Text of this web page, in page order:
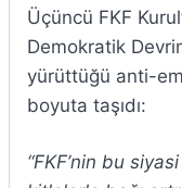
Üçüncü FKF
Demokratik
yürüttüğü anti-
boyuta taşıdı:
“FKF’nin bu